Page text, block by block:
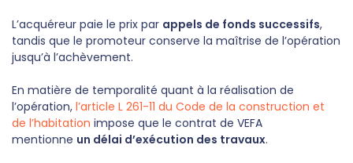
L’acquéreur paie le prix par appels de fonds successifs,
tandis que le promoteur conserve la maîtrise de l’opération
jusqu’à l’achèvement.
En matière de temporalité quant à la réalisation de
l’opération, l’article L 261-11 du Code de la construction et
de l’habitation impose que le contrat de VEFA
mentionne un délai d’exécution des travaux.